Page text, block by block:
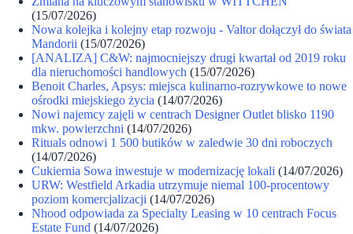
(15/07/2026)
Nowa kolejka i kolejny etap rozwoju - Valtor dołączył do świata
Mandorii (15/07/2026)
[ANALIZA] C&W: najmocniejszy drugi kwartał od 2019 roku
dla nieruchomości handlowych (15/07/2026)
Benoit Charles, Apsys: miejsca kulinarno-rozrywkowe to nowe
ośrodki miejskiego życia (14/07/2026)
Nowi najemcy zajęli w centrach Designer Outlet blisko 1190
mkw. powierzchni (14/07/2026)
Rituals odnowi 1 500 butików w zaledwie 30 dni roboczych
(14/07/2026)
Cukiernia Sowa inwestuje w modernizację lokali (14/07/2026)
URW: Westfield Arkadia utrzymuje niemal 100-procentowy
poziom komercjalizacji (14/07/2026)
Nhood odpowiada za Specialty Leasing w 10 centrach Focus
Estate Fund (14/07/2026)